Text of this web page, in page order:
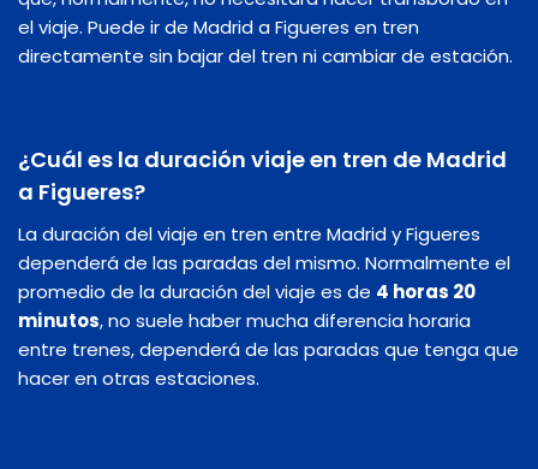
el viaje. Puede ir de Madrid a Figueres en tren
directamente sin bajar del tren ni cambiar de estación.
¿Cuál es la duración viaje en tren de Madrid
a Figueres?
La duración del viaje en tren entre Madrid y Figueres
dependerá de las paradas del mismo. Normalmente el
promedio de la duración del viaje es de 4 horas 20
minutos, no suele haber mucha diferencia horaria
entre trenes, dependerá de las paradas que tenga que
hacer en otras estaciones.